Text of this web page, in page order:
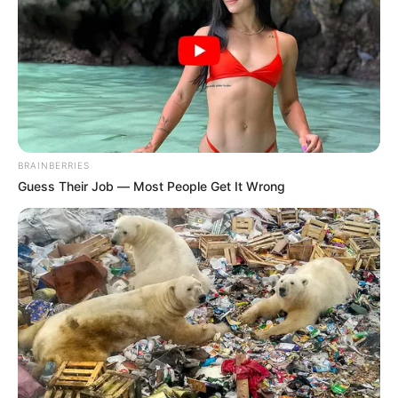
En 2020 y 2021, en la ciudad de Cali, se hicieron visibles a
BRAINBERRIES
Guess Their Job — Most People Get It Wrong